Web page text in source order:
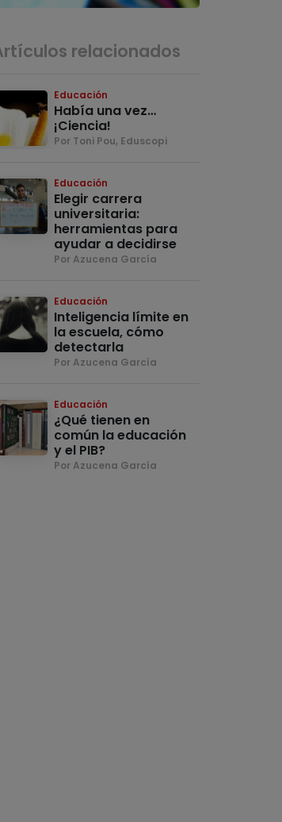
relacionados
Educación
Había una vez…
¡Ciencia!
Por Toni Pou, Eduscopi
Educación
Elegir carrera
universitaria:
herramientas para
ayudar a decidirse
Por Azucena García
Educación
Inteligencia límite en
la escuela, cómo
detectarla
Por Azucena García
Educación
¿Qué tienen en
común la educación
y el PIB?
Por Azucena García